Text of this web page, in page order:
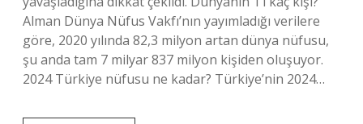
Alman Dünya Nüfus Vakfı’nın yayımladığı verilere
göre, 2020 yılında 82,3 milyon artan dünya nüfusu,
şu anda tam 7 milyar 837 milyon kişiden oluşuyor.
2024 Türkiye nüfusu ne kadar? Türkiye’nin 2024…